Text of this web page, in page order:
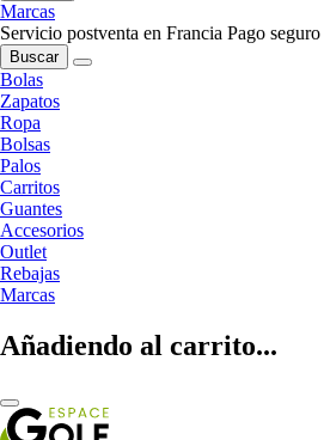
Marcas
Servicio postventa en Francia Pago seguro
Buscar
Bolas
Zapatos
Ropa
Bolsas
Palos
Carritos
Guantes
Accesorios
Outlet
Rebajas
Marcas
Añadiendo al carrito...